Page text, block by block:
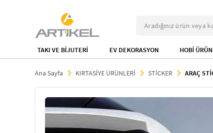
TAKI VE BİJUTERİ EV DEKORASYON HOBİ
Ana Sayfa KIRTASİYE ÜRÜNLERİ STİCKER ARAÇ